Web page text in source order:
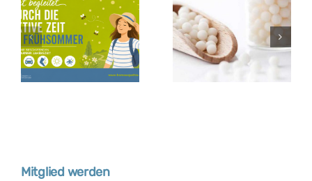
Mitglied werden